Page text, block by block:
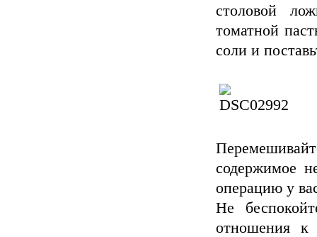
столовой
томатной
соли и
содержимое
операцию у
Не
отношения к